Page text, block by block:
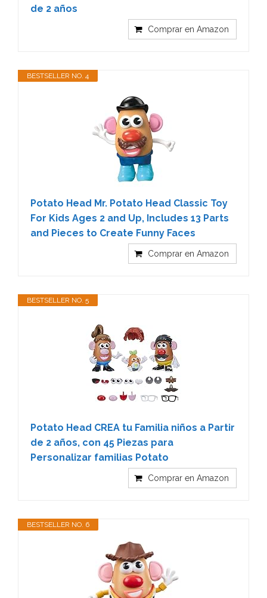
de 2 años
Comprar en Amazon
BESTSELLER NO. 4
Potato Head Mr. Potato Head Classic Toy
For Kids Ages 2 and Up, Includes 13 Parts
and Pieces to Create Funny Faces
Comprar en Amazon
BESTSELLER NO. 5
Potato Head CREA tu Familia niños a Partir
de 2 años, con 45 Piezas para
Personalizar familias Potato
Comprar en Amazon
BESTSELLER NO. 6